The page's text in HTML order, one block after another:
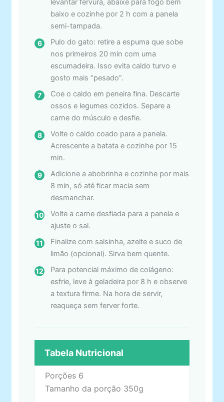
levantar fervura, abaixe para fogo bem
baixo e cozinhe por 2 h com a panela
semi-tampada.
Pulo do gato: retire a espuma que sobe
nos primeiros 20 min com uma
escumadeira. Isso evita caldo turvo e
gosto mais “pesado”.
Coe o caldo em peneira fina. Descarte
ossos e legumes cozidos. Separe a
carne do músculo e desfie.
Volte o caldo coado para a panela.
Acrescente a batata e cozinhe por 15
min.
Adicione a abobrinha e cozinhe por mais
8 min, só até ficar macia sem
desmanchar.
Volte a carne desfiada para a panela e
ajuste o sal.
Finalize com salsinha, azeite e suco de
limão (opcional). Sirva bem quente.
Para potencial máximo de colágeno:
esfrie, leve à geladeira por 8 h e observe
a textura firme. Na hora de servir,
reaqueça sem ferver forte.
Tabela Nutricional
Porções 6
Tamanho da porção 350g